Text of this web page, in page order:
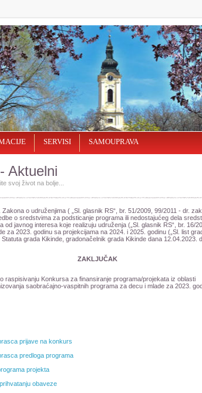
SERVISI SAMOUPRAVA
Aktuelni
svoj život na bolјe...
o udruženjima ( „Sl. glasnik RS“, br. 51/2009, 99/2011 - dr.
o sredstvima za podsticanje programa ili nedostajućeg dela
od javnog interesa koje realizuju udruženja („Sl. glasnik RS“, br. 16/
za 2023. godinu sa projekcijama na 2024. i 2025. godinu („Sl. list
grada Kikinde, gradonačelnik grada Kikinde dana 12.04.2023.
ZAKLJUČAK
o raspisivanju Konkursa za finansiranje programa/projekata iz oblasti
saobraćajno-vaspitnih programa za decu i mlade za 2023.
prijave na konkurs
predloga programa
projekta
obaveze